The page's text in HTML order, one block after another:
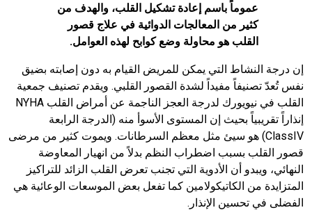
عموماً باسم إعادة تشكيل القلب، والهدف من
كثير من المعالجات الدوائية في علاج قصور
القلب هو محاولة وضع كوابح لهذه العوامل.
إن درجة النشاط التي يمكن للمريض القيام به دون إصابته بضيق
نفس تُعدّ تصنيفاً مفيداً لشدة القصور القلبي. ويقدم تصنيف جمعية
القلب في نيويورك لدرجة العجز الناجمة عن أمراض القلب NYHA
إنذاراً تقريبياً بحيث إن المستوى الأسوأ منه (الدرجة الرابعة
ClassIV
) هو سيئ مثل معظم السرطانات. ويموت كثير من مرضى
قصور القلب بسبب اضطراب النظم بدلاً من انهيار المعاوضة
النهائي، ويبدو أن الأدوية التي تجنب تعرض القلب الزائد للتراكيز
المتزايدة من الكاتيكولامين كما تفعل بعض الموسعات الوعائية هي
الفضلى في تحسين الإنذار.